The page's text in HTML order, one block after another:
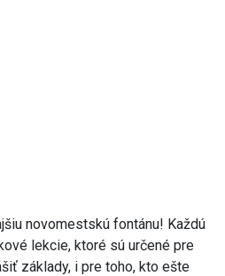
novomestskú fontánu! Každú
lekcie, ktoré sú určené pre
základy, i pre toho, kto ešte